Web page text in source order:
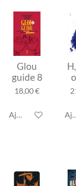
Glou
guide 8
18,00 €
Ajouter au panier